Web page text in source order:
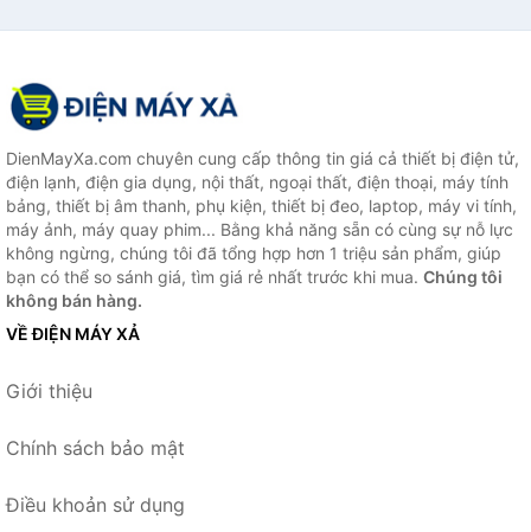
DienMayXa.com chuyên cung cấp thông tin giá cả thiết bị điện tử,
điện lạnh, điện gia dụng, nội thất, ngoại thất, điện thoại, máy tính
bảng, thiết bị âm thanh, phụ kiện, thiết bị đeo, laptop, máy vi tính,
máy ảnh, máy quay phim... Bằng khả năng sẵn có cùng sự nỗ lực
không ngừng, chúng tôi đã tổng hợp hơn 1 triệu sản phẩm, giúp
bạn có thể so sánh giá, tìm giá rẻ nhất trước khi mua. Chúng tôi
không bán hàng.
VỀ ĐIỆN MÁY XẢ
Giới thiệu
Chính sách bảo mật
Điều khoản sử dụng